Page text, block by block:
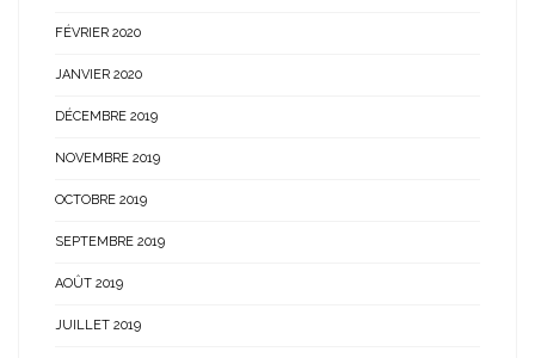
FÉVRIER 2020
JANVIER 2020
DÉCEMBRE 2019
NOVEMBRE 2019
OCTOBRE 2019
SEPTEMBRE 2019
AOÛT 2019
JUILLET 2019